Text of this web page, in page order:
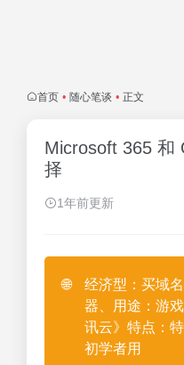
首页 • 随心笔谈 • 正文
Microsoft 365 和
择
1年前更新
🌐
经济型：买域
器、用途：游
讯云》特点：
初学者用